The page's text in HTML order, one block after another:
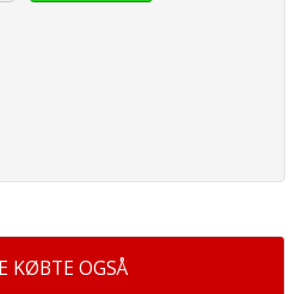
KØBTE OGSÅ